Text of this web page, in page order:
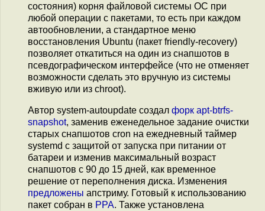
состояния) корня файловой системы ОС при
любой операции с пакетами, то есть при каждом
автообновлении, а стандартное меню
восстановления Ubuntu (пакет friendly-recovery)
позволяет откатиться на один из снапшотов в
псевдографическом интерфейсе (что не отменяет
возможности сделать это вручную из системы
вживую или из chroot).
Автор system-autoupdate создал форк apt-btrfs-
snapshot, заменив еженедельное задание очистки
старых снапшотов cron на ежедневный таймер
systemd с защитой от запуска при питании от
батареи и изменив максимальный возраст
снапшотов с 90 до 15 дней, как временное
решение от переполнения диска. Изменения
предложены апстриму. Готовый к использованию
пакет собран в PPA. Также установлена